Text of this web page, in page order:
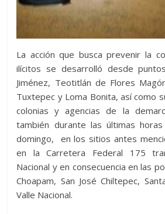
La acción que busca prevenir la
ilícitos se desarrolló desde
Jiménez, Teotitlán de Flores
Tuxtepec y Loma Bonita, así como
colonias y agencias de la
también durante las últimas
domingo, en los sitios antes
en la Carretera Federal 175
Nacional y en consecuencia en las
Choapam, San José Chiltepec,
Valle Nacional.